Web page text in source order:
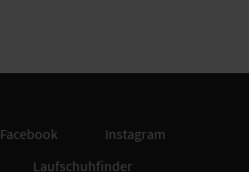
Facebook
Instagram
Laufschuhfinder